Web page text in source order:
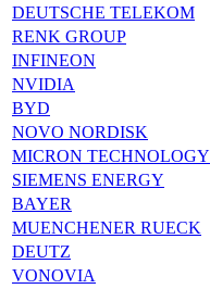
DEUTSCHE TELEKOM
RENK GROUP
INFINEON
NVIDIA
BYD
NOVO NORDISK
MICRON TECHNOLOGY
SIEMENS ENERGY
BAYER
MUENCHENER RUECK
DEUTZ
VONOVIA